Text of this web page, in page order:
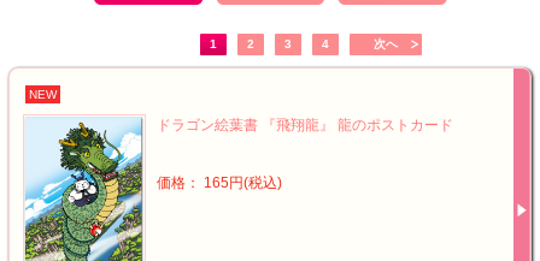
1 2 3 4 次へ
NEW
ドラゴン絵葉書 『飛翔龍』 龍のポストカード
価格： 165円(税込)